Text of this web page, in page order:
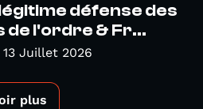
défense des
l'ordre & Fr...
Juillet 2026
plus